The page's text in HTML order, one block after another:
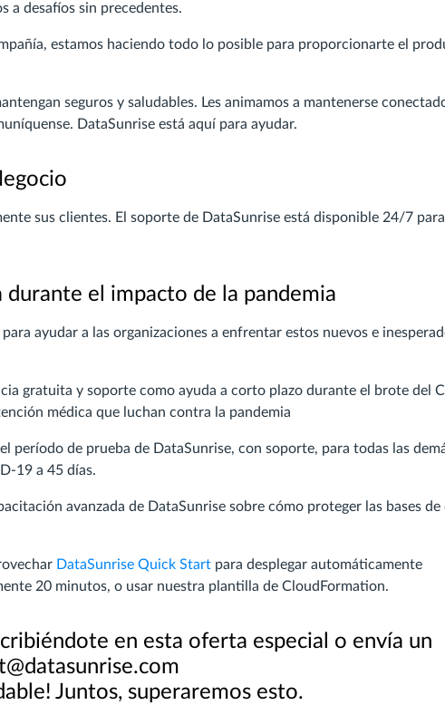
a desafíos sin precedentes.
estamos haciendo todo lo posible para proporcionarte el
seguros y saludables. Les animamos a mantenerse
DataSunrise está aquí para ayudar.
sus clientes. El soporte de DataSunrise está disponible 24/7 para
durante el impacto de la pandemia
ayudar a las organizaciones a enfrentar estos nuevos e
gratuita y soporte como ayuda a corto plazo durante el brote del
médica que luchan contra la pandemia
período de prueba de DataSunrise, con soporte, para todas las
19 a 45 días.
avanzada de DataSunrise sobre cómo proteger las bases de
DataSunrise Quick Start para desplegar automáticamente
20 minutos, o usar nuestra plantilla de CloudFormation.
en esta oferta especial o envía un
Juntos, superaremos esto.